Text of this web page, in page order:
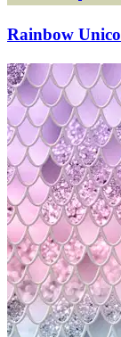
Rainbow